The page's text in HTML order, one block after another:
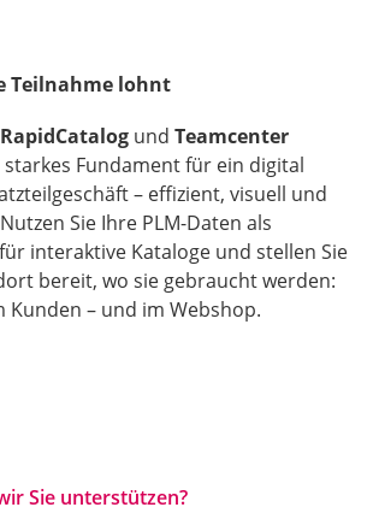
Teilnahme lohnt
und Teamcenter
starkes Fundament für ein digital
– effizient, visuell und
Sie Ihre PLM-Daten als
interaktive Kataloge und stellen Sie
bereit, wo sie gebraucht werden:
Kunden – und im Webshop.
Sie unterstützen?